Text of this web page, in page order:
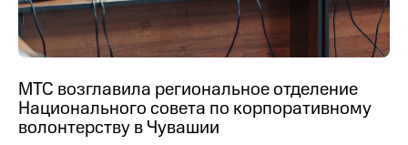
МТС возглавила региональное отделение
Национального совета по корпоративному
волонтерству в Чувашии